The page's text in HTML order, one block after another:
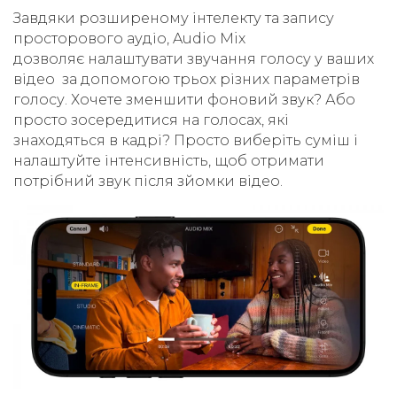
Завдяки розширеному інтелекту та запису
просторового аудіо, Audio Mix
дозволяє налаштувати звучання голосу у ваших
відео за допомогою трьох різних параметрів
голосу. Хочете зменшити фоновий звук? Або
просто зосередитися на голосах, які
знаходяться в кадрі? Просто виберіть суміш і
налаштуйте інтенсивність, щоб отримати
потрібний звук після зйомки відео.